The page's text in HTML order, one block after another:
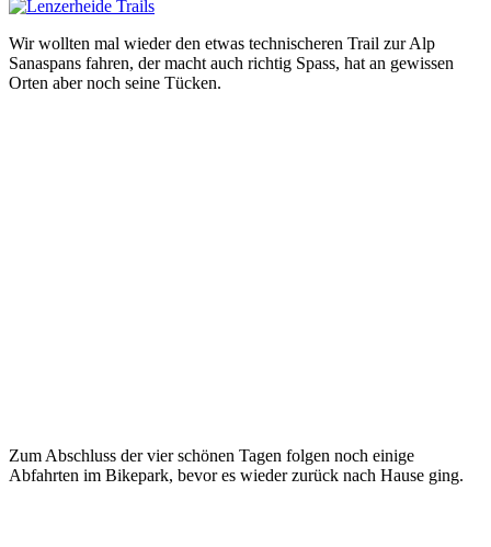
Wir wollten mal wieder den etwas technischeren Trail zur Alp
Sanaspans fahren, der macht auch richtig Spass, hat an gewissen
Orten aber noch seine Tücken.
Zum Abschluss der vier schönen Tagen folgen noch einige
Abfahrten im Bikepark, bevor es wieder zurück nach Hause ging.